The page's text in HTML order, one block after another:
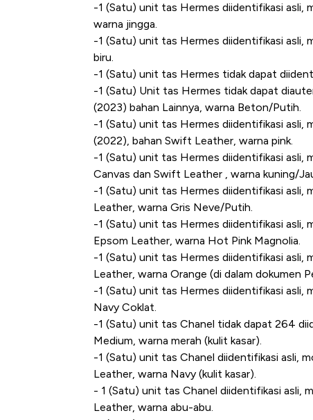
-1 (Satu) unit tas Hermes diidentifikasi asli,
warna jingga.
-1 (Satu) unit tas Hermes diidentifikasi asli,
biru.
-1 (Satu) unit tas Hermes tidak dapat
-1 (Satu) Unit tas Hermes tidak dapat
(2023) bahan Lainnya, warna Beton/Putih.
-1 (Satu) unit tas Hermes diidentifikasi asli,
(2022), bahan Swift Leather, warna pink.
-1 (Satu) unit tas Hermes diidentifikasi asli,
Canvas dan Swift Leather , warna kuning/
-1 (Satu) unit tas Hermes diidentifikasi asli,
Leather, warna Gris Neve/Putih.
-1 (Satu) unit tas Hermes diidentifikasi asli,
Epsom Leather, warna Hot Pink Magnolia.
-1 (Satu) unit tas Hermes diidentifikasi asli,
Leather, warna Orange (di dalam dokumen
-1 (Satu) unit tas Hermes diidentifikasi asli,
Navy Coklat.
-1 (Satu) unit tas Chanel tidak dapat 264
Medium, warna merah (kulit kasar).
-1 (Satu) unit tas Chanel diidentifikasi asli,
Leather, warna Navy (kulit kasar).
- 1 (Satu) unit tas Chanel diidentifikasi asli,
Leather, warna abu-abu.